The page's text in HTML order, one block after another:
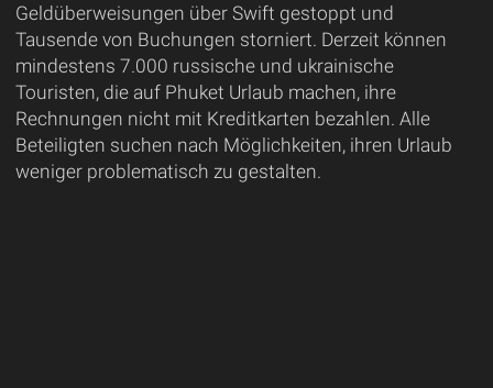
Geldüberweisungen über Swift gestoppt und
Tausende von Buchungen storniert. Derzeit können
mindestens 7.000 russische und ukrainische
Touristen, die auf Phuket Urlaub machen, ihre
Rechnungen nicht mit Kreditkarten bezahlen. Alle
Beteiligten suchen nach Möglichkeiten, ihren Urlaub
weniger problematisch zu gestalten.